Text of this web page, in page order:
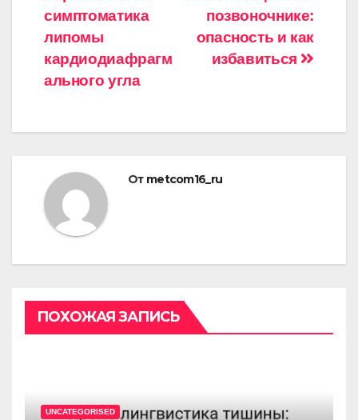
по
записям
позвоночнике:
опасность и как
избавиться
симптоматика
липомы
кардиодиафрагм
ального угла
От metcom16_ru
ПОХОЖАЯ ЗАПИСЬ
UNCATEGORISED